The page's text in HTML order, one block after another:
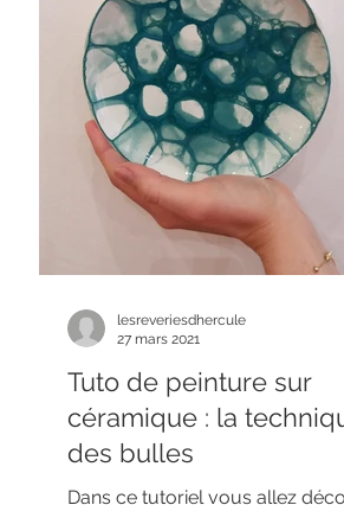
Tuto de peinture sur
céramique : la
des bulles
Dans ce tutoriel vous allez
lesreveriesdhercule
27 mars 2021